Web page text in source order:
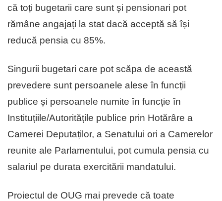
că toți bugetarii care sunt și pensionari pot
rămâne angajați la stat dacă acceptă să își
reducă pensia cu 85%.
Singurii bugetari care pot scăpa de această
prevedere sunt persoanele alese în funcții
publice și persoanele numite în funcție în
Instituțiile/Autoritățile publice prin Hotărâre a
Camerei Deputaților, a Senatului ori a Camerelor
reunite ale Parlamentului, pot cumula pensia cu
salariul pe durata exercitării mandatului.
Proiectul de OUG mai prevede că toate